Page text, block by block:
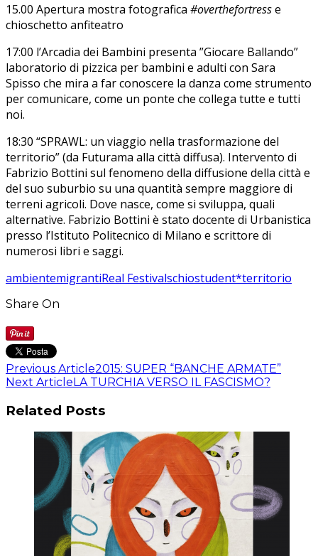
15.00 Apertura mostra fotografica #overthefortresse
chioschetto anfiteatro
17:00 l’Arcadia dei Bambini presenta ”Giocare Ballando”
laboratorio di pizzica per bambini e adulti con Sara
Spisso che mira a far conoscere la danza come strumento
per comunicare, come un ponte che collega tutte e tutti
noi.
18:30 “SPRAWL: un viaggio nella trasformazione del
territorio” (da Futurama alla città diffusa). Intervento di
Fabrizio Bottini sul fenomeno della diffusione della città e
del suo suburbio su una quantità sempre maggiore di
terreni agricoli. Dove nasce, come si sviluppa, quali
alternative. Fabrizio Bottini è stato docente di Urbanistica
presso l’Istituto Politecnico di Milano e scrittore di
numerosi libri e saggi.
ambientemigrantiReal Festivalschiostudent*territorio
Share On
Previous Article2015: SUPER “BANCHE ARMATE”
Next ArticleLA TURCHIA VERSO IL FASCISMO?
Related Posts